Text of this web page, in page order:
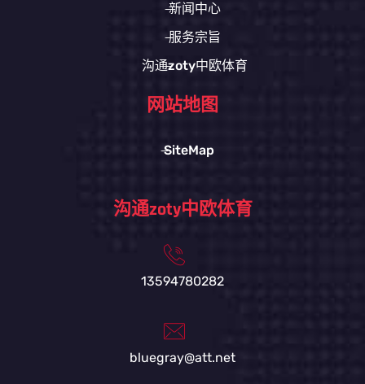
新闻中心
服务宗旨
沟通zoty中欧体育
网站地图
SiteMap
沟通zoty中欧体育
13594780282
bluegray@att.net